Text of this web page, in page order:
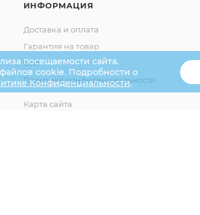
ИНФОРМАЦИЯ
Доставка и оплата
Гарантия на товар
Опт
Политика конфиденциальности
Карта сайта
посещаемости сайта.
cookie. Подробности о
Конфиденциальности.